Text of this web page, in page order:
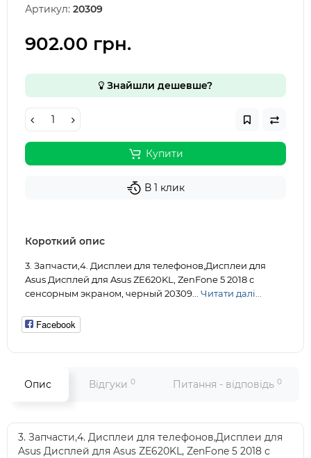
Артикул: 20309
902.00 грн.
Знайшли дешевше?
Купити
В 1 клик
Короткий опис
3. Запчасти,4. Дисплеи для телефонов,Дисплеи для
Asus Дисплей для Asus ZE620KL, ZenFone 5 2018 с
сенсорным экраном, черный 20309... Читати далі...
Facebook
Опис Відгуки 0 Питання - відповідь 0
3. Запчасти,4. Дисплеи для телефонов,Дисплеи для
Asus Дисплей для Asus ZE620KL, ZenFone 5 2018 с